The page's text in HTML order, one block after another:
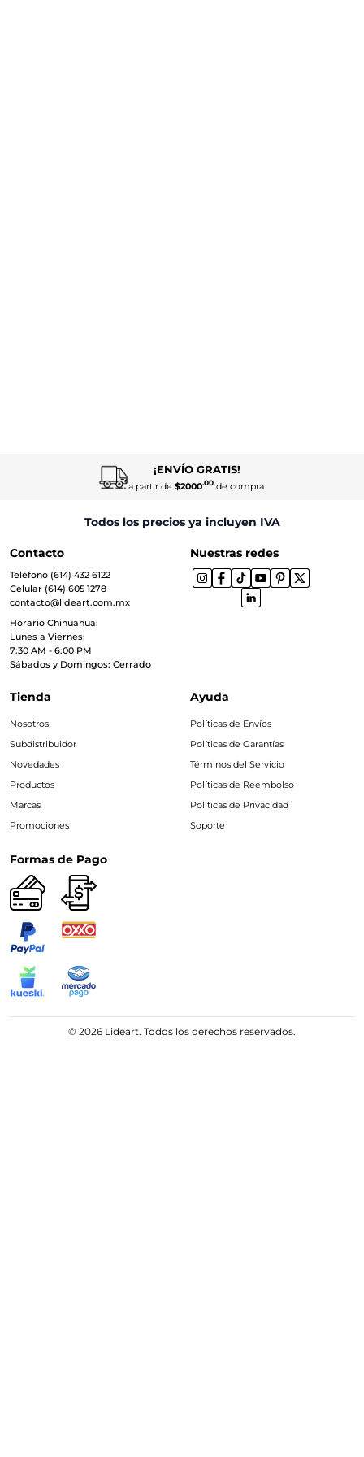
¡ENVÍO GRATIS!
a partir de $2000.00de compra.
Todos los precios ya incluyen IVA
Contacto
Teléfono (614) 432 6122
Celular (614) 605 1278
contacto@lideart.com.mx
Horario Chihuahua:
Lunes a Viernes:
7:30 AM - 6:00 PM
Sábados y Domingos: Cerrado
Nuestras redes
Tienda
Nosotros
Subdistribuidor
Novedades
Productos
Marcas
Promociones
Ayuda
Políticas de Envíos
Políticas de Garantías
Términos del Servicio
Políticas de Reembolso
Políticas de Privacidad
Soporte
Formas de Pago
© 2026 Lideart. Todos los derechos reservados.